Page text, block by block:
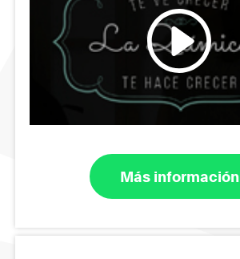
Más información